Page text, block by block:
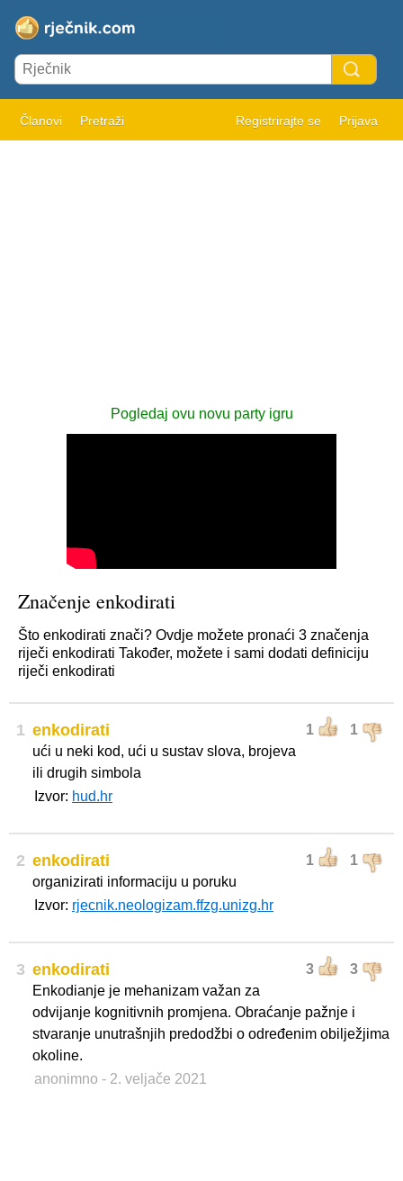
Članovi Pretraži Registrirajte se Prijava
Pogledaj ovu novu party igru
Značenje enkodirati
Što enkodirati znači? Ovdje možete pronaći 3 značenja
riječi enkodirati Također, možete i sami dodati definiciju
riječi enkodirati
1 1 1
enkodirati
ući u neki kod, ući u sustav slova, brojeva
ili drugih simbola
Izvor: hud.hr
2 1 1
enkodirati
organizirati informaciju u poruku
Izvor: rjecnik.neologizam.ffzg.unizg.hr
3 3 3
enkodirati
Enkodianje je mehanizam važan za
odvijanje kognitivnih promjena. Obraćanje pažnje i
stvaranje unutrašnjih predodžbi o određenim obilježjima
okoline.
anonimno - 2. veljače 2021